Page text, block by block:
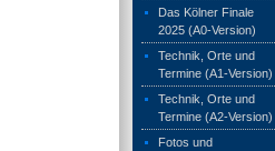
Das Kölner Finale
2025 (A0-Version)
Technik, Orte und
Termine (A1-Version)
Technik, Orte und
Termine (A2-Version)
Fotos und